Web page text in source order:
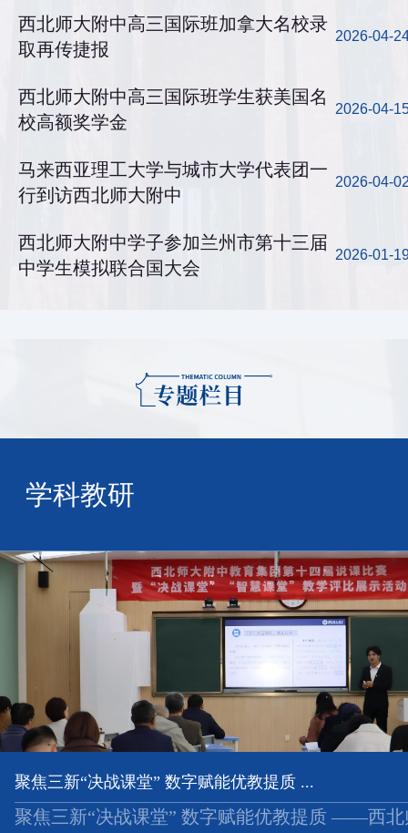
西北师大附中高三国际班加拿大名校录
取再传捷报
2026-04-
西北师大附中高三国际班学生获美国名
校高额奖学金
2026-04-
马来西亚理工大学与城市大学代表团一
行到访西北师大附中
2026-04-
西北师大附中学子参加兰州市第十三届
中学生模拟联合国大会
2026-01-
学科教研
聚焦三新“决战课堂” 数字赋能优教提质 ...
聚焦三新“决战课堂” 数字赋能优教提质 ——西北